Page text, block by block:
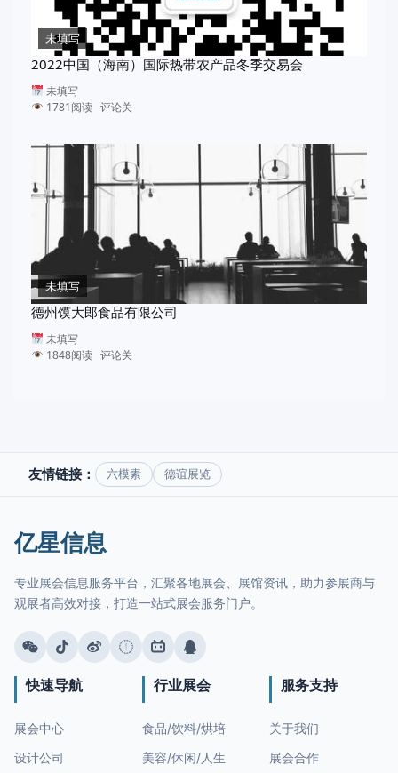
未填写
2022中国（海南）国际热带农产品冬季交易会
未填写
1781阅读 评论关
未填写
德州馍大郎食品有限公司
未填写
1848阅读 评论关
友情链接： 六模素 德谊展览
亿星信息
专业展会信息服务平台，汇聚各地展会、展馆资讯，助力参展商与
观展者高效对接，打造一站式展会服务门户。
快速导航
展会中心
设计公司
行业展会
食品/饮料/烘培
美容/休闲/人生
服务支持
关于我们
展会合作